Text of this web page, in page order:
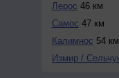
Лерос 46 км
Самос 47 км
Калимнос 54 км